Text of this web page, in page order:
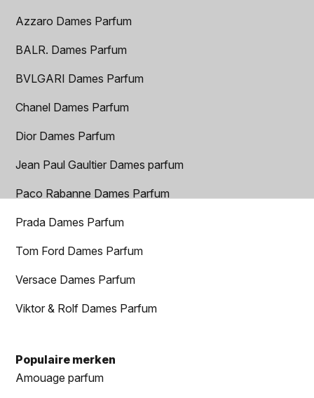
Azzaro Dames Parfum
BALR. Dames Parfum
BVLGARI Dames Parfum
Chanel Dames Parfum
Dior Dames Parfum
Jean Paul Gaultier Dames parfum
Paco Rabanne Dames Parfum
Prada Dames Parfum
Tom Ford Dames Parfum
Versace Dames Parfum
Viktor & Rolf Dames Parfum
Populaire merken
Amouage parfum